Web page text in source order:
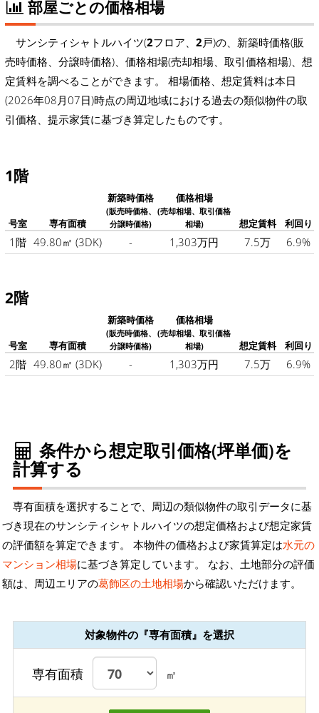
部屋ごとの価格相場
サンシティシャトルハイツ(2フロア、 2戸)の、新築時価格(販
売時価格、分譲時価格)、価格相場(売却相場、取引価格相場)、想
定賃料を調べることができます。 相場価格、想定賃料は本日
(2026年08月07日)時点の周辺地域における過去の類似物件の取
引価格、提示家賃に基づき算定したものです。
1階
号室 専有面積
新築時価格
(販売時価格、
分譲時価格)
価格相場
(売却相場、取引価格
相場)
想定賃料 利回り
1階 49.80㎡ (3DK) - 1,303万円 7.5万 6.9%
2階
号室 専有面積
新築時価格
(販売時価格、
分譲時価格)
価格相場
(売却相場、取引価格
相場)
想定賃料 利回り
2階 49.80㎡ (3DK) - 1,303万円 7.5万 6.9%
条件から想定取引価格(坪単価)を
計算する
専有面積を選択することで、周辺の類似物件の取引データに基
づき現在のサンシティシャトルハイツの想定価格および想定家賃
の評価額を算定できます。 本物件の価格および家賃算定は水元の
マンション相場に基づき算定しています。 なお、土地部分の評価
額は、周辺エリアの葛飾区の土地相場から確認いただけます。
対象物件の『専有面積』を選択
専有面積 ㎡